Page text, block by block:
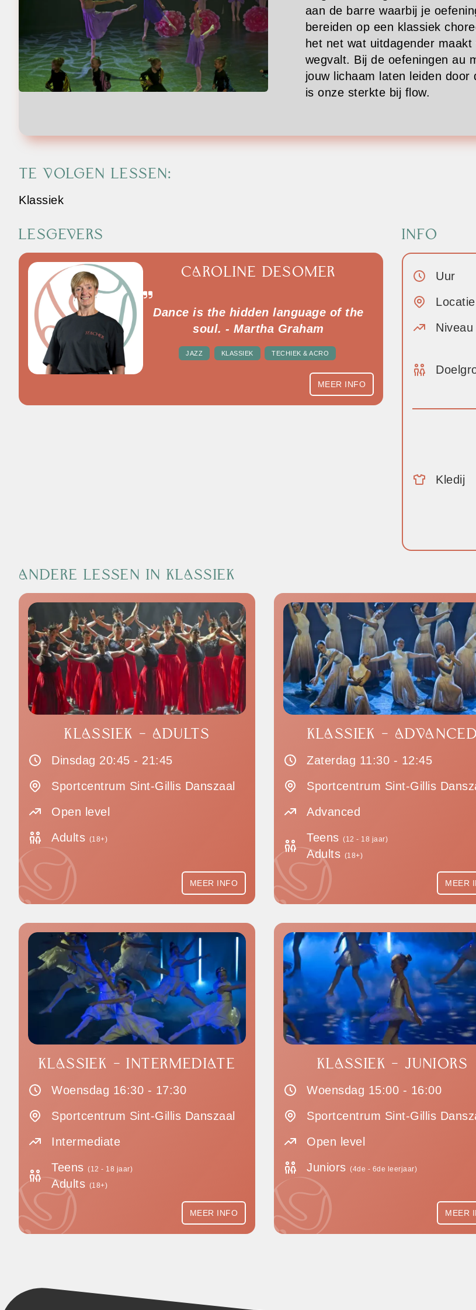
aan de barre waarbij je
bereiden op een klassiek
het net wat uitdagender
wegvalt. Bij de oefeningen au
jouw lichaam laten leiden
is onze sterkte bij flow.
TE VOLGEN LESSEN:
Klassiek
LESGEVERS
CAROLINE DESOMER
Dance is the hidden language of the
soul. - Martha Graham
JAZZ KLASSIEK TECHIEK & ACRO
MEER INFO
INFO
Uur
Locatie
Niveau
Kledij
ANDERE LESSEN IN KLASSIEK
KLASSIEK - ADULTS
Dinsdag 20:45 - 21:45
Sportcentrum Sint-Gillis Danszaal
Open level
Adults (18+)
MEER INFO
KLASSIEK - ADVANCED
Zaterdag 11:30 - 12:45
Sportcentrum Sint-Gillis
Advanced
Teens(12 - 18 jaar)
Adults (18+)
MEER
KLASSIEK - INTERMEDIATE
Woensdag 16:30 - 17:30
Sportcentrum Sint-Gillis Danszaal
Intermediate
Teens (12 - 18 jaar)
Adults (18+)
MEER INFO
KLASSIEK - JUNIORS
Woensdag 15:00 - 16:00
Sportcentrum Sint-Gillis
Open level
Juniors(4de - 6de leerjaar)
MEER